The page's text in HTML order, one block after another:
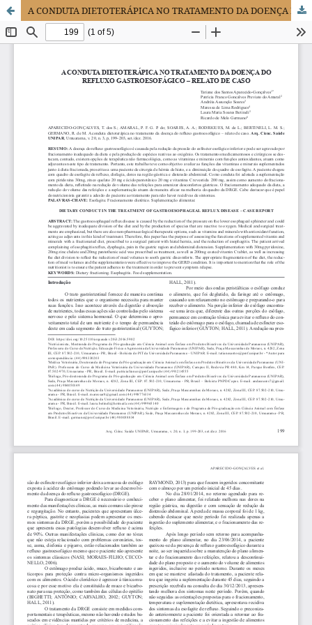
A CONDUTA DIETOTERÁPICA NO TRATAMENTO DA DOENÇA DO REFLUXO GASTROESOFÁGICO – RELATO DE CASO